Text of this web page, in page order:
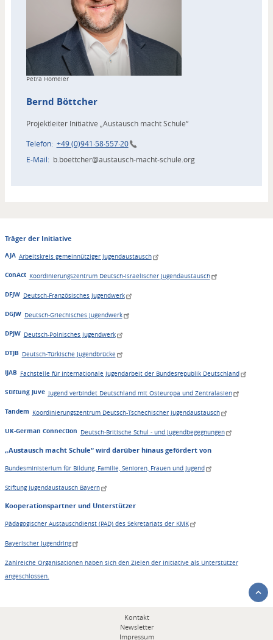
Copyright
Petra Homeier
Bernd Böttcher
Projektleiter Initiative „Austausch macht Schule“
Telefon +49 (0)941·58·557·20
E-Mail
b.boettcher@austausch-macht-schule.org
Träger der Initiative
AJA Arbeitskreis gemeinnütziger Jugendaustausch
ConAct Koordinierungszentrum Deutsch-Israelischer Jugendaustausch
DFJW Deutsch-Französisches Jugendwerk
DGJW Deutsch-Griechisches Jugendwerk
DPJW Deutsch-Polnisches Jugendwerk
DTJB Deutsch-Türkische Jugendbrücke
IJAB Fachstelle für Internationale Jugendarbeit der Bundesrepublik Deutschland
Stiftung Juve Jugend verbindet Deutschland mit Osteuropa und Zentralasien
Tandem Koordinierungszentrum Deutsch-Tschechischer Jugendaustausch
UK-German Connection Deutsch-Britische Schul - und Jugendbegegnungen
„Austausch macht Schule“ wird darüber hinaus gefördert von
Bundesministerium für Bildung, Familie, Senioren, Frauen und Jugend
Stiftung Jugendaustausch Bayern
Kooperationspartner und Unterstützer
Pädagogischer Austauschdienst (PAD) des Sekretariats der KMK
Bayerischer Jugendring
Zahlreiche Organisationen haben sich den Zielen der Initiative als Unterstützer
angeschlossen.
Kontakt
Newsletter
Impressum